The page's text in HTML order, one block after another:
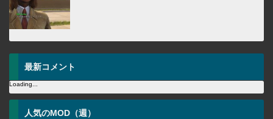
最新コメント
Loading...
人気のMOD（週）